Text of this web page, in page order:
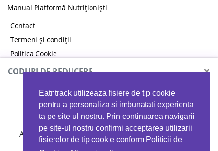
Eatntrack utilizeaza fisiere de tip cookie
pentru a personaliza si imbunatati experienta
ta pe site-ul nostru. Prin continuarea navigarii
pe site-ul nostru confirmi acceptarea utilizarii
fisierelor de tip cookie conform Politicii de
Manual Platformă Nutriționiști
Contact
Termeni și condiții
Politica Cookie
Politica de confidențialitate
CODURI DE REDUCERE ×
MYPROTEIN
Ai 40%reducere la orice comandă folosind codul
EATTRACK